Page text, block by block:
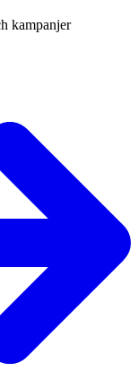
kampanjer